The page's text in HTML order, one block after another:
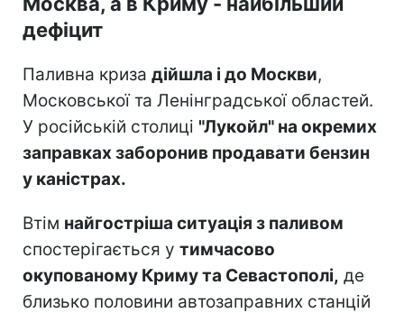
дефіцит
Паливна криза дійшла і до Москви,
Московської та Ленінградської областей.
У російській столиці "Лукойл" на окремих
заправках заборонив продавати бензин
у каністрах.
Втім найгостріша ситуація з паливом
спостерігається у тимчасово
окупованому Криму та Севастополі, де
близько половини автозаправних станцій